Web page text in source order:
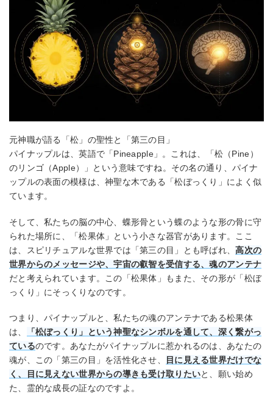
元神職が語る「松」の聖性と「第三の目」
パイナップルは、英語で「Pineapple」。これは、「松（Pine）
のリンゴ（Apple）」という意味ですね。その名の通り、パイナ
ップルの表面の模様は、神聖な木である「松ぼっくり」によく似
ています。
そして、私たちの脳の中心、蝶形骨という蝶のような形の骨に守
られた場所に、「松果体」という小さな器官があります。ここ
は、スピリチュアルな世界では「第三の目」とも呼ばれ、高次の
世界からのメッセージや、宇宙の叡智を受信する、魂のアンテナ
だと考えられています。この「松果体」もまた、その形が「松ぼ
っくり」にそっくりなのです。
つまり、パイナップルと、私たちの魂のアンテナである松果体
は、
「松ぼっくり」という神聖なシンボルを通して、深く繋がっ
ているのです。あなたがパイナップルに惹かれるのは、あなたの
魂が、この「第三の目」を活性化させ、
目に見える世界だけでな
く、目に見えない世界からの導きも受け取りたいと、願い始め
た、霊的な成長の証なのですよ。